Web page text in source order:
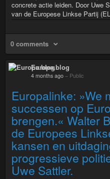
concrete actie leiden. Door Uwe
van de Europese Linkse Partij
0 comments
Europa.blog
4 months ago – Public
Europalinke: »We
successen op
brengen.« Walter
de Europees
kansen en
progressieve
Uwe Sattler.